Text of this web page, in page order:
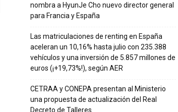
nombra a HyunJe Cho nuevo director general
para Francia y España
Las matriculaciones de renting en España
aceleran un 10,16% hasta julio con 235.388
vehículos y una inversión de 5.857 millones de
euros (¡+19,73%!), según AER
CETRAA y CONEPA presentan al Ministerio
una propuesta de actualización del Real
Decreto de Talleres